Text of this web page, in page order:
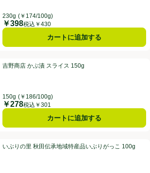
230g (￥174/100g)
価格
￥398税込￥430
カートに追加する
ス 150g
2日
5点中3.0点。
吉野商店 かぶ漬 スライス 150g
150g (￥186/100g)
価格
￥278税込￥301
カートに追加する
特産品いぶりがっこ 100g
2ヵ月
5点中4.0点。
いぶりの里 秋田伝承地域特産品いぶりがっこ 100g